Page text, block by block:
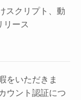
スクリプト、動
リース
をいただきま
ウント認証につ